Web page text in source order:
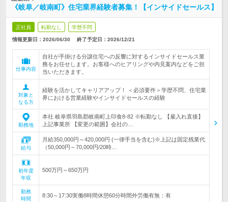
《岐阜／岐南町》住宅業界経験者募集！【インサイドセールス】
正社員 転勤なし 学歴不問
情報更新日：2026/06/30 終了予定日： 2026/12/21
仕事内容
自社が手掛ける分譲住宅への反響に対するインサイドセールス業
務をお任せします。お客様へのヒアリングや内見案内などをご担
当いただきます。
対象と
なる方
経験を活かしてキャリアアップ！ ＜必須要件＞学歴不問、住宅業
界における営業経験やインサイドセールスの経験
勤務地
本社 岐阜県羽島郡岐南町上印食8-82 ※転勤なし 【雇入れ直後】
上記事業所 【変更の範囲】会社の…
給与
月給350,000円～420,000円 (一律手当を含む)※上記は固定残業代
（50,000円～70,000円/20時…
初年度
年収
500万円～650万円
勤務
時間
8:30～17:30実働8時間休憩60分時間外労働有無：有